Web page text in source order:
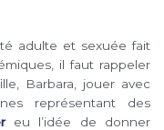
adulte et sexuée fait
il faut rappeler
Barbara, jouer avec
représentant des
eu l’idée de donner